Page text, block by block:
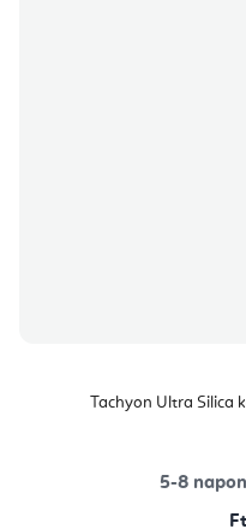
Tachyon Ultra Silica
5-8